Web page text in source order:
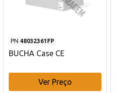
PN 48032361FP
BUCHA Case CE
Ver Preço